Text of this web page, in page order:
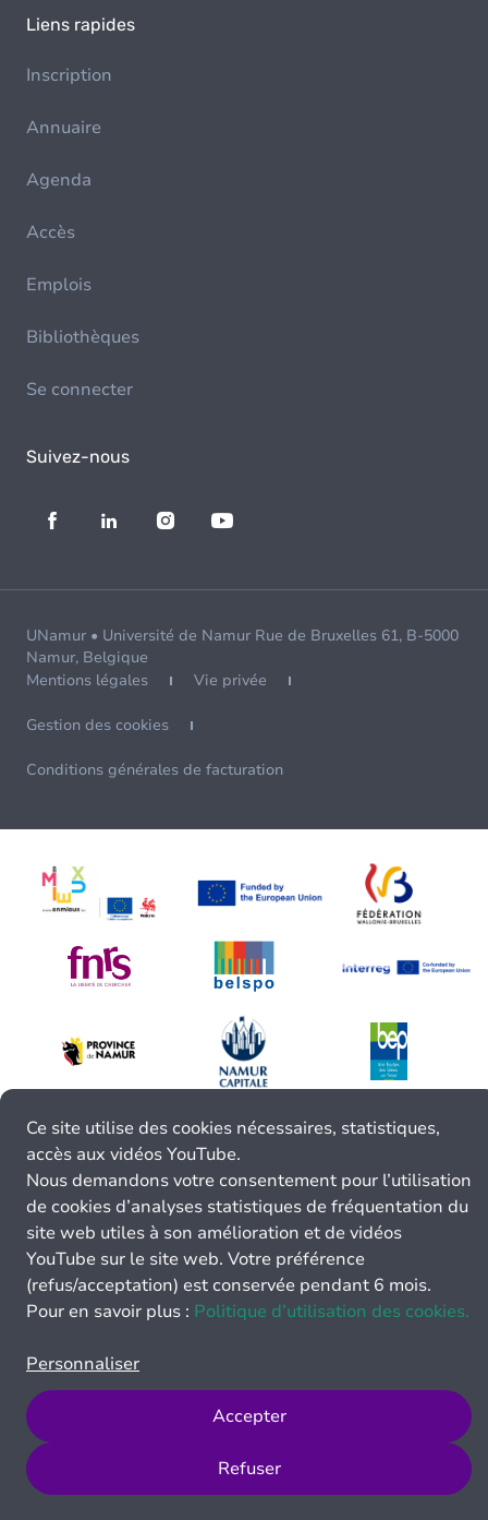
Liens rapides
Inscription
Annuaire
Agenda
Accès
Emplois
Bibliothèques
Se connecter
Suivez-nous
UNamur • Université de Namur Rue de Bruxelles 61, B-5000
Namur, Belgique
Mentions légales
Vie privée
Gestion des cookies
Conditions générales de facturation
Ce site utilise des cookies nécessaires, statistiques,
accès aux vidéos YouTube.
Nous demandons votre consentement pour l’utilisation
de cookies d’analyses statistiques de fréquentation du
site web utiles à son amélioration et de vidéos
YouTube sur le site web. Votre préférence
(refus/acceptation) est conservée pendant 6 mois.
Pour en savoir plus : Politique d’utilisation des cookies.
Personnaliser
Refuser
Accepter